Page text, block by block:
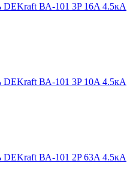
DEKraft ВА-101 3P 16A 4.5кА
DEKraft ВА-101 3P 10A 4.5кА
DEKraft ВА-101 2P 63A 4.5кА